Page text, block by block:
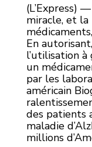
(L’Express)
miracle, et la
En
l’utilisation
un
par les
américain
des patients
maladie
millions